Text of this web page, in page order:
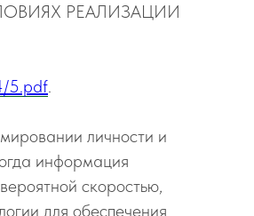
РЕАЛИЗАЦИИ
5.pdf.
личности и
информация
скоростью,
для обеспечения